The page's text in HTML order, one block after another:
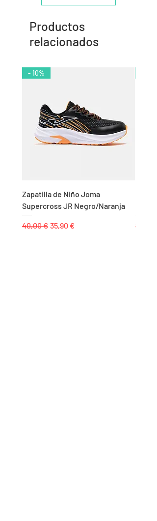
Productos
relacionados
- 10%
Zapatilla de Niño Joma
Supercross JR Negro/Naranja
Precio
40,00 € Precio de oferta
35,90 € Precio
85,00 €